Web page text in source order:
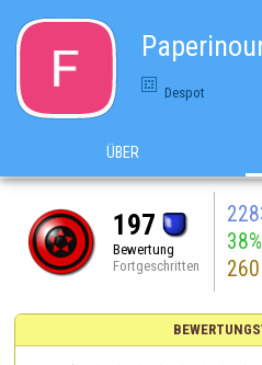
Despot
ÜBER
197
Bewertung
Fortgeschritten
38%
260